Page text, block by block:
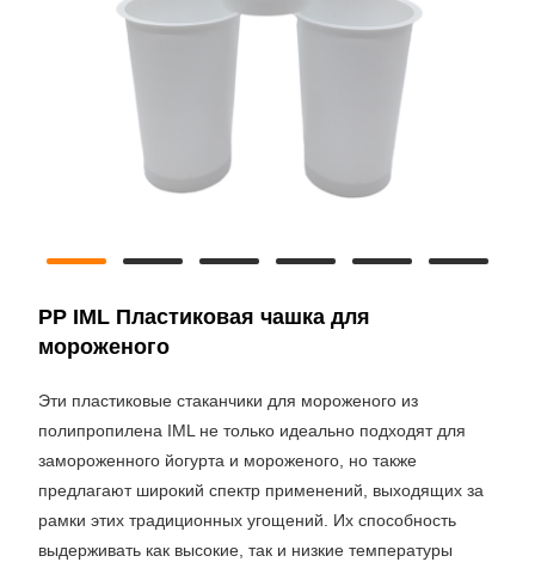
PP IML Пластиковая чашка для
мороженого
Эти пластиковые стаканчики для мороженого из
полипропилена IML не только идеально подходят для
замороженного йогурта и мороженого, но также
предлагают широкий спектр применений, выходящих за
рамки этих традиционных угощений. Их способность
выдерживать как высокие, так и низкие температуры